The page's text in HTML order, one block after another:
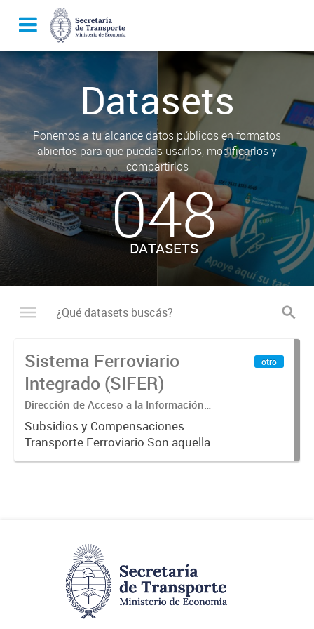
Datasets
Ponemos a tu alcance datos públicos en formatos
abiertos para que puedas usarlos, modificarlos y
compartirlos
048
DATASETS
Sistema Ferroviario
Integrado (SIFER)
Dirección de Acceso a la Información
Pública y Transparencia
Subsidios y Compensaciones
Transporte Ferroviario Son aquellas
transferencias realizadas por la
otro